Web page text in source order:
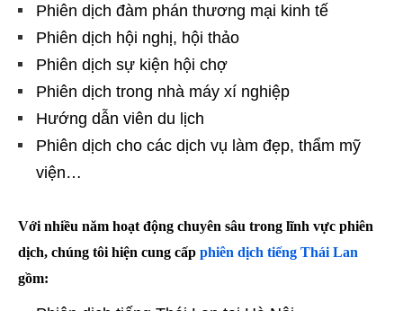
Phiên dịch đàm phán thương mại kinh tế
Phiên dịch hội nghị, hội thảo
Phiên dịch sự kiện hội chợ
Phiên dịch trong nhà máy xí nghiệp
Hướng dẫn viên du lịch
Phiên dịch cho các dịch vụ làm đẹp, thẩm mỹ
viện…
Với nhiều năm hoạt động chuyên sâu trong lĩnh vực phiên
dịch, chúng tôi hiện cung cấp phiên dịch tiếng Thái Lan
gồm: